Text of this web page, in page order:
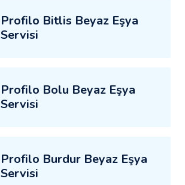
Profilo Bitlis Beyaz Eşya
Servisi
Profilo Bolu Beyaz Eşya
Servisi
Profilo Burdur Beyaz Eşya
Servisi